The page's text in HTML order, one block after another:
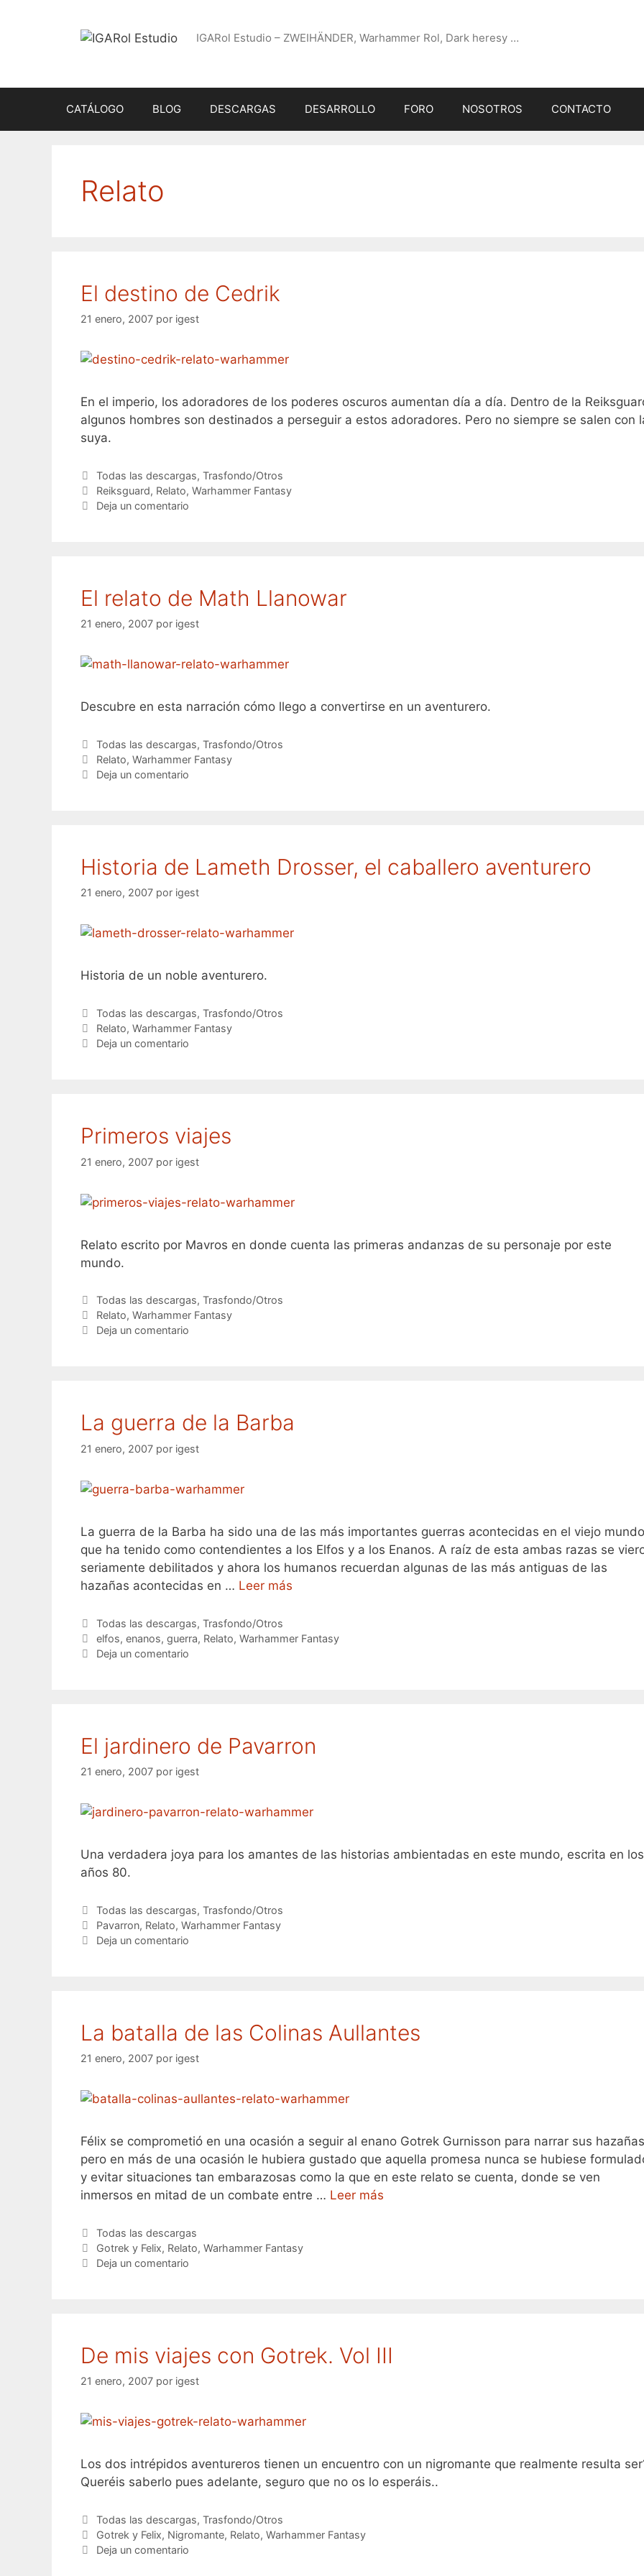
IGARol Estudio – ZWEIHÄNDER, Warhammer Rol, Dark heresy …
CATÁLOGO BLOG DESCARGAS DESARROLLO FORO NOSOTROS CONTACTO
Relato
El destino de Cedrik
21 enero, 2007 por igest
En el imperio, los adoradores de los poderes oscuros aumentan día a día. Dentro de la
algunos hombres son destinados a perseguir a estos adoradores. Pero no siempre se salen con
suya.
Categorías
Todas las descargas, Trasfondo/Otros
Etiquetas
Reiksguard, Relato, Warhammer Fantasy
Deja un comentario
El relato de Math Llanowar
21 enero, 2007 por igest
Descubre en esta narración cómo llego a convertirse en un aventurero.
Categorías
Todas las descargas, Trasfondo/Otros
Etiquetas
Relato, Warhammer Fantasy
Deja un comentario
Historia de Lameth Drosser, el caballero aventurero
21 enero, 2007 por igest
Historia de un noble aventurero.
Categorías
Todas las descargas, Trasfondo/Otros
Etiquetas
Relato, Warhammer Fantasy
Deja un comentario
Primeros viajes
21 enero, 2007 por igest
Relato escrito por Mavros en donde cuenta las primeras andanzas de su personaje por este
mundo.
Categorías
Todas las descargas, Trasfondo/Otros
Etiquetas
Relato, Warhammer Fantasy
Deja un comentario
La guerra de la Barba
21 enero, 2007 por igest
La guerra de la Barba ha sido una de las más importantes guerras acontecidas en el viejo
que ha tenido como contendientes a los Elfos y a los Enanos. A raíz de esta ambas razas se
seriamente debilitados y ahora los humanos recuerdan algunas de las más antiguas de las
hazañas acontecidas en … Leer más
Categorías
Todas las descargas, Trasfondo/Otros
Etiquetas
elfos, enanos, guerra, Relato, Warhammer Fantasy
Deja un comentario
El jardinero de Pavarron
21 enero, 2007 por igest
Una verdadera joya para los amantes de las historias ambientadas en este mundo, escrita en los
años 80.
Categorías
Todas las descargas, Trasfondo/Otros
Etiquetas
Pavarron, Relato, Warhammer Fantasy
Deja un comentario
La batalla de las Colinas Aullantes
21 enero, 2007 por igest
Félix se comprometió en una ocasión a seguir al enano Gotrek Gurnisson para narrar sus
pero en más de una ocasión le hubiera gustado que aquella promesa nunca se hubiese
y evitar situaciones tan embarazosas como la que en este relato se cuenta, donde se ven
inmersos en mitad de un combate entre … Leer más
Categorías
Todas las descargas
Etiquetas
Gotrek y Felix, Relato, Warhammer Fantasy
Deja un comentario
De mis viajes con Gotrek. Vol III
21 enero, 2007 por igest
Los dos intrépidos aventureros tienen un encuentro con un nigromante que realmente resulta
Queréis saberlo pues adelante, seguro que no os lo esperáis..
Categorías
Todas las descargas, Trasfondo/Otros
Etiquetas
Gotrek y Felix, Nigromante, Relato, Warhammer Fantasy
Deja un comentario